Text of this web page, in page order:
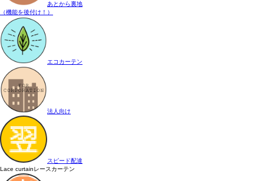
あとから裏地
（機能を後付け！）
エコカーテン
法人向け
スピード配達
Lace curtainレースカーテン